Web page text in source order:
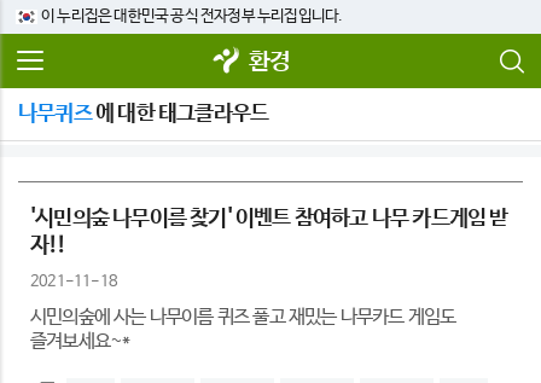
이 누리집은 대한민국 공식 전자정부 누리집입니다.
환경
나무퀴즈에 대한 태그클라우드
'시민의숲 나무이름 찾기' 이벤트 참여하고 나무 카드게임 받
자!!
2021-11-18
시민의숲에 사는 나무이름 퀴즈 풀고 재밌는 나무카드 게임도
즐겨보세요~*